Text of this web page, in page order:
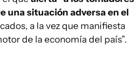
una situación adversa en el
a la vez que manifiesta
de la economía del país”.